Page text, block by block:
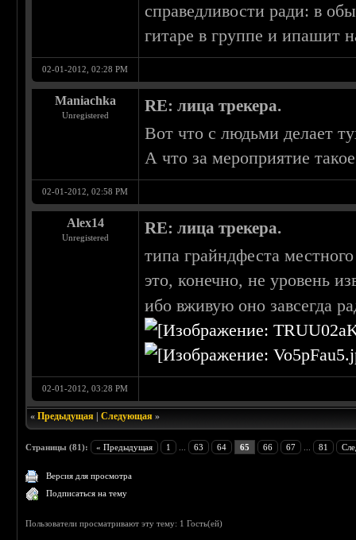
справедливости ради: в
гитаре в группе и ипашит
02-01-2012, 02:28 PM
Maniachka
Unregistered
RE: лица трекера.
Вот что с людьми делает
А что за мероприятие
02-01-2012, 02:58 PM
Alex14
Unregistered
RE: лица трекера.
типа грайндфеста
это, конечно, не уровень
ибо вживую оно завсегда
02-01-2012, 03:28 PM
«Предыдущая |Следующая »
Страницы (81): « Предыдущая 1 63 64 65 66 67 81
Версия для просмотра
Подписаться на тему
Пользователи просматривают эту тему: 1 Гость(ей)